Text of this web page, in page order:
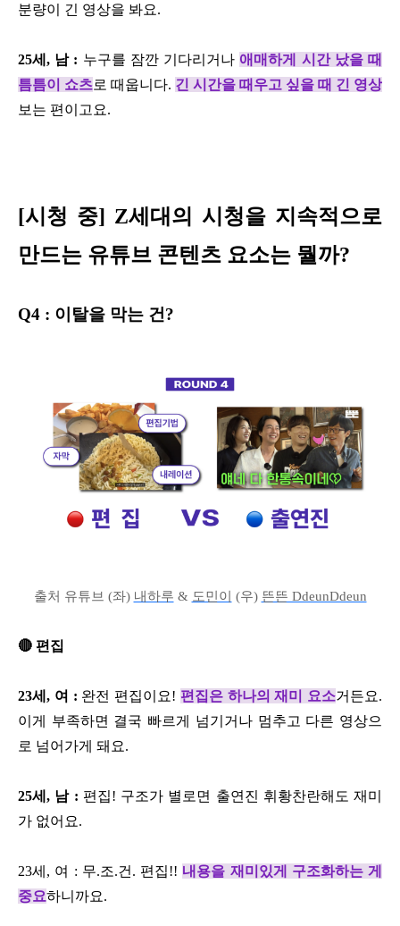
분량이 긴 영상을 봐요.
25세, 남 : 누구를 잠깐 기다리거나 애매하게 시간 났을 때
틈틈이 쇼츠로 때웁니다. 긴 시간을 때우고 싶을 때 긴 영상
보는 편이고요.
[시청 중] Z세대의 시청을 지속적으로
만드는 유튜브 콘텐츠 요소는 뭘까?
Q4 : 이탈을 막는 건?
출처 유튜브 (좌) 내하루 & 도민이 (우) 뜬뜬 DdeunDdeun
🔴 편집
23세, 여 : 완전 편집이요! 편집은 하나의 재미 요소거든요.
이게 부족하면 결국 빠르게 넘기거나 멈추고 다른 영상으
로 넘어가게 돼요.
25세, 남 : 편집! 구조가 별로면 출연진 휘황찬란해도 재미
가 없어요.
23세, 여 : 무.조.건. 편집!! 내용을 재미있게 구조화하는 게
중요하니까요.